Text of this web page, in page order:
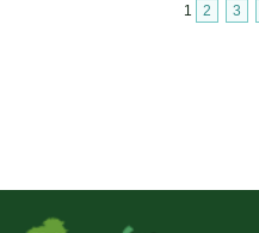
1 2 3